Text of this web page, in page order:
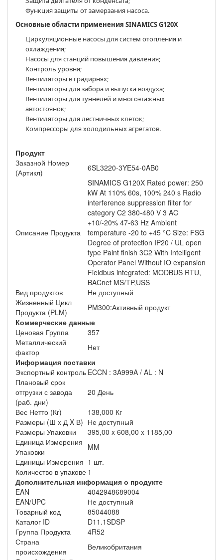
Функция защиты от замерзания насоса.
Основные области применения SINAMICS G120X
Циркуляционные насосы для систем отопления и
охлаждения;
Насосы для станций повышения давления;
Контроль уровня;
Вентиляторы в градирнях;
Вентиляторы для забора и выпуска воздуха;
Вентиляторы для туннелей и многоэтажных
автостоянок;
Вентиляторы для лестничных клеток;
Компрессоры для холодильных агрегатов.
Продукт
Заказной Номер
(Артикл)
6SL3220-3YE54-0AB0
Описание Продукта
SINAMICS G120X Rated power: 250
kW At 110% 60s, 100% 240 s Radio
interference suppression filter for
category C2 380-480 V 3 AC
+10/-20% 47-63 Hz Ambient
temperature -20 to +45 °C Size: FSG
Degree of protection IP20 / UL open
type Paint finish 3C2 With Intelligent
Operator Panel Without IO expansion
Fieldbus integrated: MODBUS RTU,
BACnet MS/TP,USS
Вид продуктов
Не доступный
Жизненный Цикл
Продукта (PLM)
PM300:Активный продукт
Коммерческие данные
Ценовая Группа
357
Металлический
фактор
Нет
Информация поставки
Экспортный контроль ECCN : 3A999A / AL : N
Плановый срок
отгрузки с завода
(раб. дни)
20 День
Вес Нетто (Кг)
138,000 Кг
Размеры (Ш x Д X В) Не доступный
Размеры Упаковки
395,00 x 608,00 x 1185,00
Единица Измерения
Упаковки
MM
Единицы Измерения 1 шт.
Количество в упакове 1
Дополнительная информация о продукте
EAN
4042948689004
EAN/UPC
Не доступный
Товарный код
85044088
Каталог ID
D11.1SDSP
Группа Продукта
4R52
Страна
происхождения
Великобритания